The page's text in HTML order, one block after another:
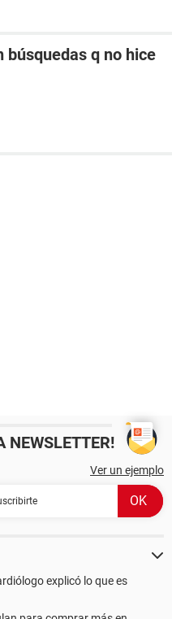
búsquedas q no hice
NEWSLETTER!
Ver un ejemplo
explicó lo que es